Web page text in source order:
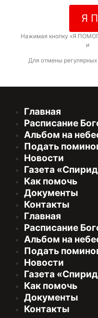
Я
Нажимая кнопку «Я
и
Для отмены
Главная
Расписание
Альбом на
Подать
Новости
Газета
Как помочь
Документы
Контакты
Главная
Расписание
Альбом на
Подать
Новости
Газета
Как помочь
Документы
Контакты